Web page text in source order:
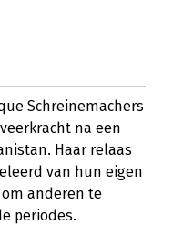
Schreinemachers
na een
Haar relaas
van hun eigen
anderen te
periodes.